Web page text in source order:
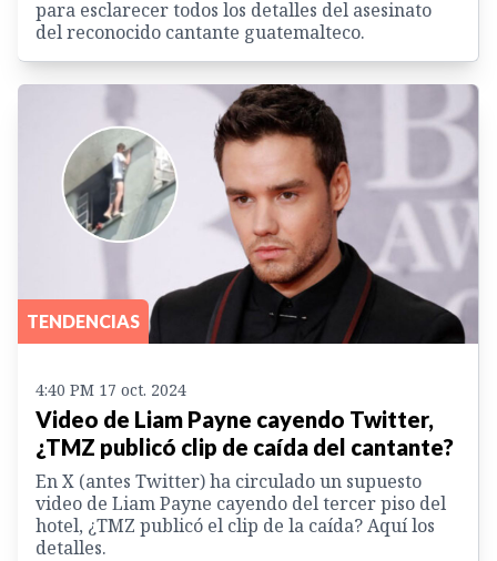
para esclarecer todos los detalles del asesinato
del reconocido cantante guatemalteco.
TENDENCIAS
4:40 PM 17 oct. 2024
Video de Liam Payne cayendo Twitter,
¿TMZ publicó clip de caída del cantante?
En X (antes Twitter) ha circulado un supuesto
video de Liam Payne cayendo del tercer piso del
hotel, ¿TMZ publicó el clip de la caída? Aquí los
detalles.